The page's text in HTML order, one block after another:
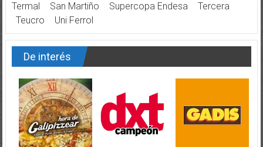
Termal
San Martiño Supercopa Endesa
Tercera
Teucro
Uni Ferrol
De interés